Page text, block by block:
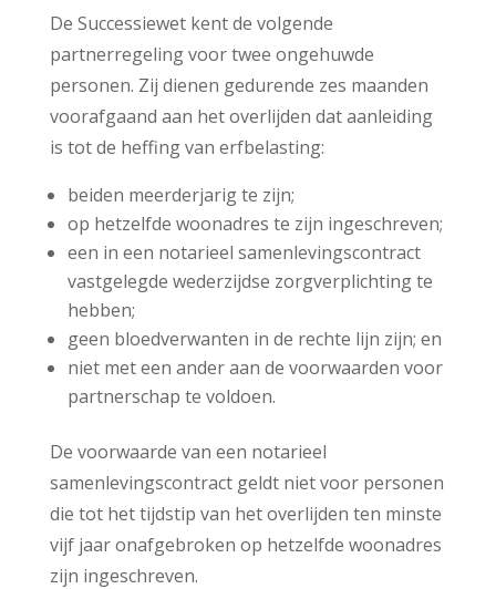
De Successiewet kent de volgende
partnerregeling voor twee ongehuwde
personen. Zij dienen gedurende zes maanden
voorafgaand aan het overlijden dat aanleiding
is tot de heffing van erfbelasting:
beiden meerderjarig te zijn;
op hetzelfde woonadres te zijn ingeschreven;
een in een notarieel samenlevingscontract
vastgelegde wederzijdse zorgverplichting te
hebben;
geen bloedverwanten in de rechte lijn zijn; en
niet met een ander aan de voorwaarden voor
partnerschap te voldoen.
De voorwaarde van een notarieel
samenlevingscontract geldt niet voor personen
die tot het tijdstip van het overlijden ten minste
vijf jaar onafgebroken op hetzelfde woonadres
zijn ingeschreven.